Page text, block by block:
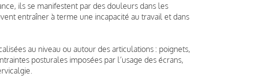
ils se manifestent par des douleurs dans les
entraîner à terme une incapacité au travail et dans
au niveau ou autour des articulations : poignets,
posturales imposées par l’usage des écrans,